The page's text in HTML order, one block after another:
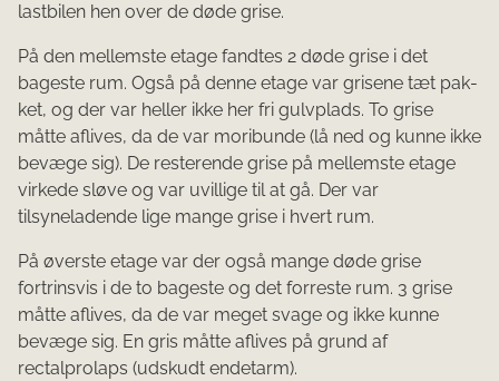
lastbilen hen over de døde grise.
På den mellemste etage fandtes 2 døde grise i det
bageste rum. Også på denne etage var grisene tæt pak­
ket, og der var heller ikke her fri gulvplads. To grise
måtte aflives, da de var moribunde (lå ned og kunne ikke
bevæge sig). De resterende grise på mellemste etage
virkede sløve og var uvillige til at gå. Der var
tilsyneladende lige mange grise i hvert rum.
På øverste etage var der også mange døde grise
fortrinsvis i de to bageste og det forreste rum. 3 grise
måt­te aflives, da de var meget svage og ikke kunne
bevæge sig. En gris måtte aflives på grund af
rectalprolaps (udskudt endetarm).